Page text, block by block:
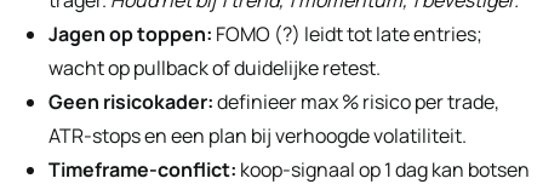
Jagen op toppen: FOMO (?) leidt tot late entries;
wacht op pullback of duidelijke retest.
Geen risicokader:definieer max % risico per trade,
ATR-stops en een plan bij verhoogde volatiliteit.
Timeframe-conflict: koop-signaal op 1 dag kan botsen